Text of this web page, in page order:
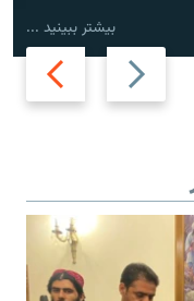
Previous
slide
Next
slide
بیشتر ببینید ...